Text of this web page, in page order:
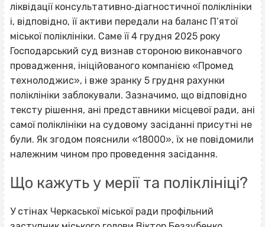
ліквідації консультативно‐діагностичної поліклініки
і, відповідно, її активи передали на баланс П’ятої
міської поліклініки. Саме її 4 грудня 2025 року
Господарський суд визнав стороною виконавчого
провадження, ініційованого компанією «Промед
технолоджис», і вже зранку 5 грудня рахунки
поліклініки заблокували. Зазначимо, що відповідно
тексту рішення, ані представники місцевої ради, ані
самої поліклініки на судовому засіданні присутні не
були. Як згодом пояснили «18000», їх не повідомили
належним чином про проведення засідання.
Що кажуть у мерії та поліклініці?
У стінах Черкаської міської ради профільний